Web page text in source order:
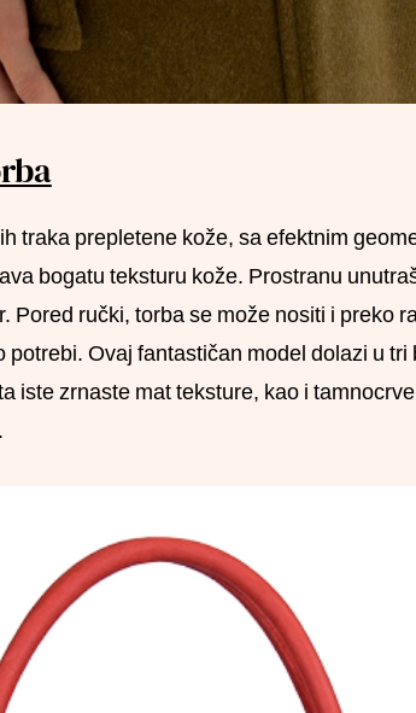
traka prepletene kože, sa efektnim
bogatu teksturu kože. Prostranu
Pored ručki, torba se može nositi i preko
Ovaj fantastičan model dolazi u
iste zrnaste mat teksture, kao i